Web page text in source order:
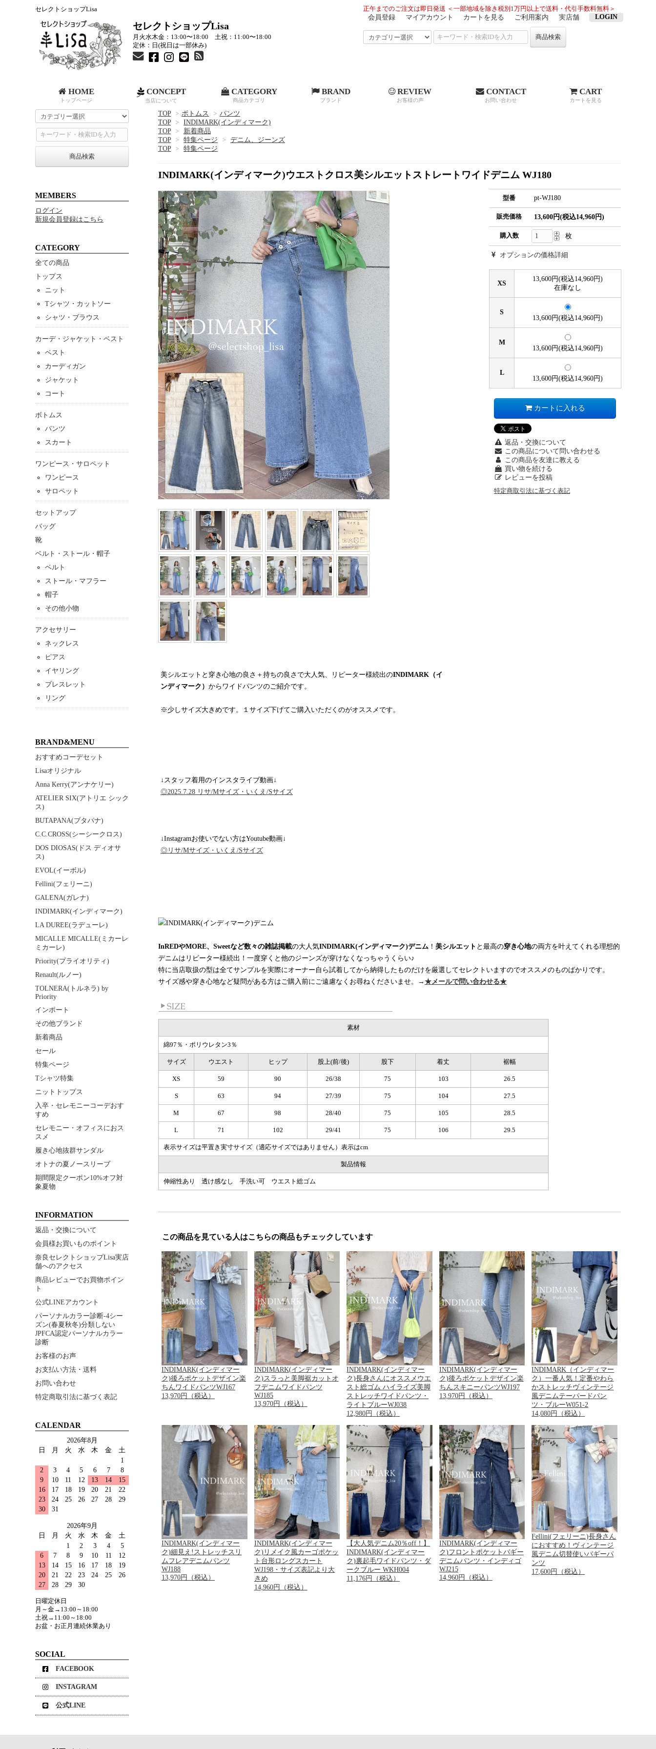
正午までのご注文は即日発送 ＜一部地域を除き税別1万円以上で送料・代引手数料無料＞
会員登録 マイアカウント カートを見る ご利用案内 実店舗 LOGIN
商品検索
セレクトショップLisa
セレクトショップLisa
月火水木金：13:00〜18:00 土祝：11:00〜18:00
定休：日(祝日は一部休み)
HOME
トップページ
CONCEPT
当店について
CATEGORY
商品カテゴリ
BRAND
ブランド
REVIEW
お客様の声
CONTACT
お問い合わせ
CART
カートを見る
TOP > ボトムス > パンツ
TOP
>
INDIMARK(インディマーク)
TOP
>
新着商品
TOP
> 特集ページ >
デニム、ジーンズ
TOP
> 特集ページ
INDIMARK(インディマーク)ウエストクロス美シルエットストレートワイドデニム WJ180
型番 pt-WJ180
販売価格 13,600円(税込14,960円)
購入数 枚
オプションの価格詳細
XS
13,600円(税込14,960円)
在庫なし
S
13,600円(税込14,960円)
M
13,600円(税込14,960円)
L
13,600円(税込14,960円)
カートに入れる
返品・交換について
この商品について問い合わせる
この商品を友達に教える
買い物を続ける
レビューを投稿
特定商取引法に基づく表記
美シルエットと穿き心地の良さ＋持ちの良さで大人気、リピーター様続出のINDIMARK（イ
ンディマーク） からワイドパンツのご紹介です。
※少しサイズ大きめです。１サイズ下げてご購入いただくのがオススメです。
↓スタッフ着用のインスタライブ動画↓
◎2025.7.28 リサ/Mサイズ・いくえ/Sサイズ
↓Instagramお使いでない方はYoutube動画↓
◎リサ/Mサイズ・いくえ/Sサイズ
InREDやMORE、Sweetなど数々の雑誌掲載の大人気INDIMARK(インディマーク)デニム ！ 美シルエット と最高の穿き心地の両方を叶えてくれる理想的
デニムはリピーター様続出！一度穿くと他のジーンズが穿けなくなっちゃうくらい♪
特に当店取扱の型は全てサンプルを実際にオーナー自ら試着してから納得したものだけを厳選してセレクトいますのでオススメのものばかりです。
サイズ感や穿き心地など疑問がある方はご購入前にご遠慮なくお尋ねくださいませ。→ ★メールで問い合わせる★
素材
綿97％・ポリウレタン3％
サイズ ウエスト ヒップ 股上(前/後) 股下 着丈 裾幅
XS 59 90 26/38 75 103 26.5
S 63 94 27/39 75 104 27.5
M 67 98 28/40 75 105 28.5
L 71 102 29/41 75 106 29.5
表示サイズは平置き実寸サイズ（適応サイズではありません）表示はcm
製品情報
伸縮性あり 透け感なし 手洗い可 ウエスト総ゴム
この商品を見ている人はこちらの商品もチェックしています
INDIMARK(インディマー
ク)後ろポケットデザイン楽
ちんワイドパンツWJ167
13,970円（税込）
INDIMARK(インディマー
ク)スラっと美脚裾カットオ
フデニムワイドパンツ
WJ185
13,970円（税込）
INDIMARK(インディマー
ク)長身さんにオススメウエ
スト総ゴム ハイライズ美脚
ストレッチワイドパンツ・
ライトブルーWJ038
12,980円（税込）
INDIMARK(インディマー
ク)後ろポケットデザイン楽
ちんスキニーパンツWJ197
13,970円（税込）
INDIMARK（インディマー
ク）一番人気！定番やわら
かストレッチヴィンテージ
風デニムテーパードパン
ツ・ブルーW051-2
14,080円（税込）
INDIMARK(インディマー
ク)細見え!ストレッチスリ
ムフレアデニムパンツ
WJ188
13,970円（税込）
INDIMARK(インディマー
ク)リメイク風カーゴポケッ
ト台形ロングスカート
WJ198・サイズ表記より大
きめ
14,960円（税込）
【大人気デニム20％off！】
INDIMARK(インディマー
ク)裏起毛ワイドパンツ・ダ
ークブルー WKH004
11,176円（税込）
INDIMARK(インディマー
ク)フロントポケットバギー
デニムパンツ・インディゴ
WJ215
14,960円（税込）
Fellini(フェリーニ)長身さん
におすすめ！ヴィンテージ
風デニム切替使いバギーパ
ンツ
17,600円（税込）
商品検索
MEMBERS
ログイン
新規会員登録はこちら
CATEGORY
全ての商品
トップス
ニット
Tシャツ・カットソー
シャツ・ブラウス
カーデ・ジャケット・ベスト
ベスト
カーディガン
ジャケット
コート
ボトムス
パンツ
スカート
ワンピース・サロペット
ワンピース
サロペット
セットアップ
バッグ
靴
ベルト・ストール・帽子
ベルト
ストール・マフラー
帽子
その他小物
アクセサリー
ネックレス
ピアス
イヤリング
ブレスレット
リング
BRAND&MENU
おすすめコーデセット
Lisaオリジナル
Anna Kerry(アンナケリー)
ATELIER SIX(アトリエ シック
ス)
BUTAPANA(ブタパナ)
C.C.CROSS(シーシークロス)
DOS DIOSAS(ドス ディオサ
ス)
EVOL(イーボル)
Fellini(フェリーニ)
GALENA(ガレナ)
INDIMARK(インディマーク)
LA DUREE(ラデューレ)
MICALLE MICALLE(ミカーレ
ミカーレ)
Priority(プライオリティ)
Renault(ルノー)
TOLNERA(トルネラ) by
Priority
インポート
その他ブランド
新着商品
セール
特集ページ
Tシャツ特集
ニットトップス
入卒・セレモニーコーデおす
すめ
セレモニー・オフィスにおス
スメ
履き心地抜群サンダル
オトナの夏ノースリーブ
期間限定クーポン10%オフ対
象夏物
INFORMATION
返品・交換について
会員様お買いものポイント
奈良セレクトショップLisa実店
舗へのアクセス
商品レビューでお買物ポイン
ト
公式LINEアカウント
パーソナルカラー診断-4シー
ズン(春夏秋冬)分類しない
JPFCA認定パーソナルカラー
診断
お客様のお声
お支払い方法・送料
お問い合わせ
特定商取引法に基づく表記
CALENDAR
2026年8月
日
月 火 水 木 金
土
1
2
3 4 5 6 7
8
9
10 11 12 13 14
15
16
17 18 19 20 21
22
23
24 25 26 27 28
29
30
31
2026年9月
日
月 火 水 木 金
土
1
2 3 4
5
6
7 8 9 10 11
12
13
14 15 16 17 18
19
20
21 22 23 24 25
26
27
28 29 30
日曜定休日
月～金→13:00～18:00
土祝→11:00～18:00
お盆・お正月連続休業あり
SOCIAL
FACEBOOK
INSTAGRAM
公式LINE